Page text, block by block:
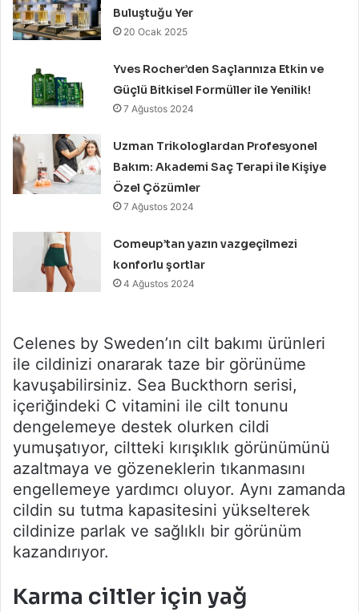
Buluştuğu Yer
20 Ocak 2025
Yves Rocher’den Saçlarınıza Etkin ve
Güçlü Bitkisel Formüller ile Yenilik!
7 Ağustos 2024
Uzman Trikologlardan Profesyonel
Bakım: Akademi Saç Terapi ile Kişiye
Özel Çözümler
7 Ağustos 2024
Comeup’tan yazın vazgeçilmezi
konforlu şortlar
4 Ağustos 2024
Celenes by Sweden’ın cilt bakımı ürünleri
ile cildinizi onararak taze bir görünüme
kavuşabilirsiniz. Sea Buckthorn serisi,
içeriğindeki C vitamini ile cilt tonunu
dengelemeye destek olurken cildi
yumuşatıyor, ciltteki kırışıklık görünümünü
azaltmaya ve gözeneklerin tıkanmasını
engellemeye yardımcı oluyor. Aynı zamanda
cildin su tutma kapasitesini yükselterek
cildinize parlak ve sağlıklı bir görünüm
kazandırıyor.
Karma ciltler için yağ